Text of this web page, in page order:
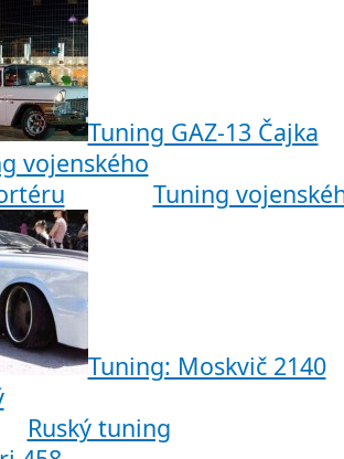
Tuning GAZ-13 Čajka
Tuning
Tuning: Moskvič 2140
Ruský tuning